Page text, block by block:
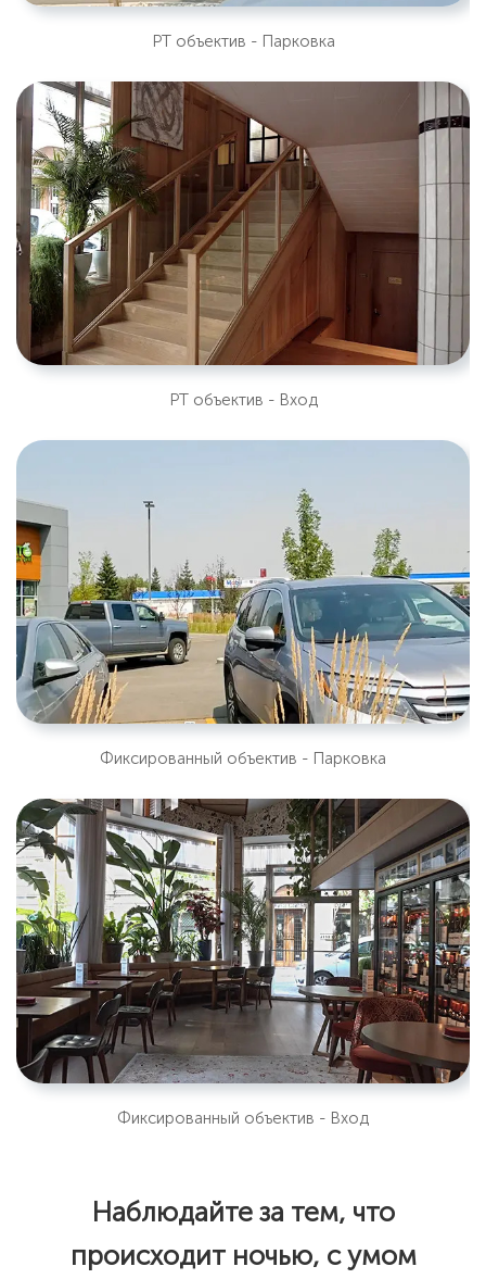
PT объектив - Парковка
PT объектив - Вход
Фиксированный объектив - Парковка
Фиксированный объектив - Вход
Наблюдайте за тем, что
происходит ночью, с умом